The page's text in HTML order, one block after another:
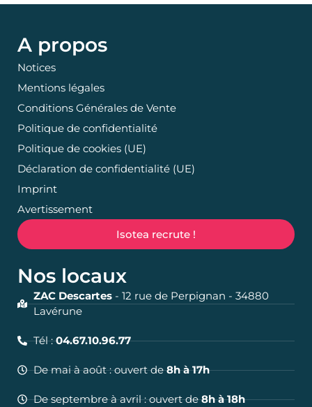
A propos
Notices
Mentions légales
Conditions Générales de Vente
Politique de confidentialité
Politique de cookies (UE)
Déclaration de confidentialité (UE)
Imprint
Avertissement
Isotea recrute !
Nos locaux
ZAC Descartes- 12 rue de Perpignan - 34880
Lavérune
Tél :04.67.10.96.77
De mai à août : ouvert de8h à 17h
De septembre à avril : ouvert de8h à 18h